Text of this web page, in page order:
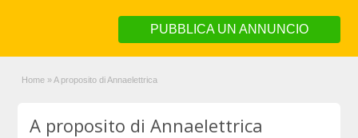
PUBBLICA UN ANNUNCIO
Home » A proposito di Annaelettrica
A proposito di Annaelettrica